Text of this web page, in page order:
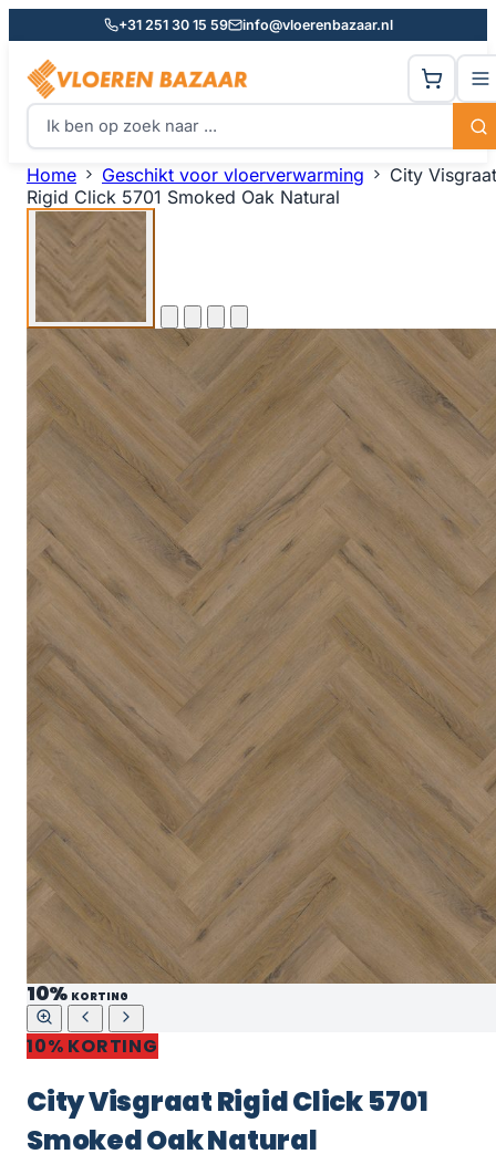
+31 251 30 15 59 info@vloerenbazaar.nl
Home Geschikt voor vloerverwarming
City Visgraat
Rigid Click 5701 Smoked Oak Natural
10% KORTING
10% KORTING
City Visgraat Rigid Click 5701
Smoked Oak Natural